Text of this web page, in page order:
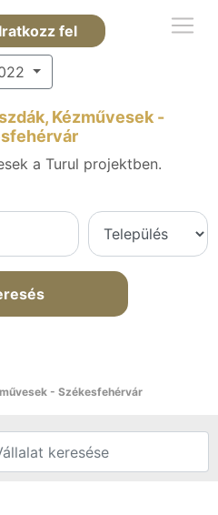
Iratkozz fel
Kézművesek -
a Turul projektben.
- Székesfehérvár